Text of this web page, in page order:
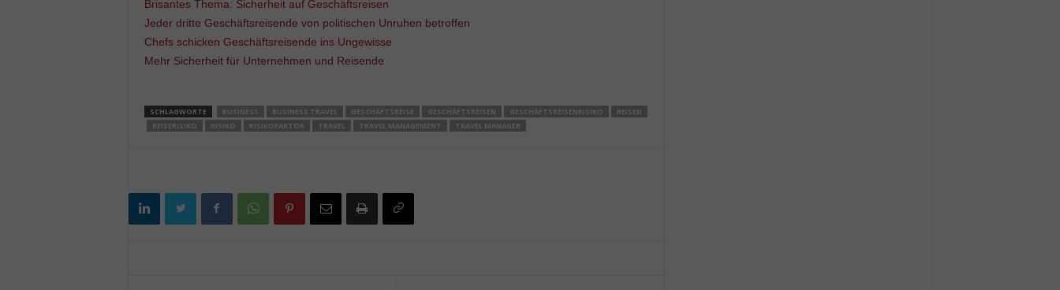
Brisantes Thema: Sicherheit auf Geschäftsreisen
Jeder dritte Geschäftsreisende von politischen Unruhen betroffen
Chefs schicken Geschäftsreisende ins Ungewisse
Mehr Sicherheit für Unternehmen und Reisende
SCHLAGWORTE BUSINESS BUSINESS TRAVEL GESCHÄFTSREISE GESCHÄFTSREISEN GESCHÄFTSREISENRISIKO
REISEN
REISERISIKO
RISIKO RISIKOFAKTOR TRAVEL TRAVEL MANAGEMENT TRAVEL MANAGER